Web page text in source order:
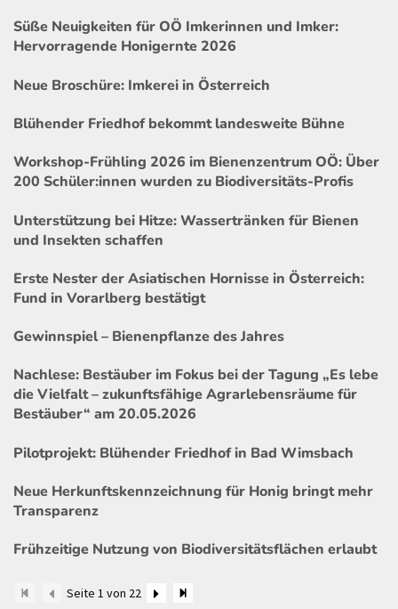
Süße Neuigkeiten für OÖ Imkerinnen und Imker:
Hervorragende Honigernte 2026
Neue Broschüre: Imkerei in Österreich
Blühender Friedhof bekommt landesweite Bühne
Workshop-Frühling 2026 im Bienenzentrum OÖ: Über
200 Schüler:innen wurden zu Biodiversitäts-Profis
Unterstützung bei Hitze: Wassertränken für Bienen
und Insekten schaffen
Erste Nester der Asiatischen Hornisse in Österreich:
Fund in Vorarlberg bestätigt
Gewinnspiel – Bienenpflanze des Jahres
Nachlese: Bestäuber im Fokus bei der Tagung „Es lebe
die Vielfalt – zukunftsfähige Agrarlebensräume für
Bestäuber“ am 20.05.2026
Pilotprojekt: Blühender Friedhof in Bad Wimsbach
Neue Herkunftskennzeichnung für Honig bringt mehr
Transparenz
Frühzeitige Nutzung von Biodiversitätsflächen erlaubt
Seite 1 von 22